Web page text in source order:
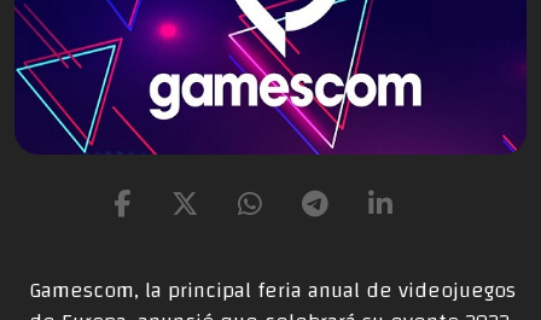
Gamescom, la principal feria anual de videojuegos